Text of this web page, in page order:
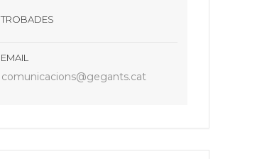
TROBADES
EMAIL
comunicacions@gegants.cat